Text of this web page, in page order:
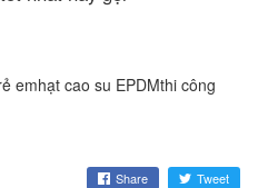
emhạt cao su EPDMthi công
Share
Tweet